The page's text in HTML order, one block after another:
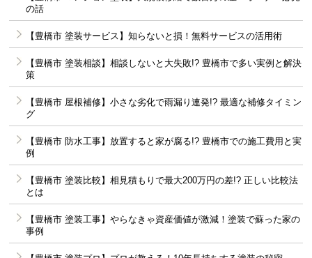
の話
【豊橋市 塗装サービス】知らないと損！無料サービスの活用術
【豊橋市 塗装相談】相談しないと大失敗!? 豊橋市で多い実例と解決
策
【豊橋市 屋根補修】小さな劣化で雨漏り連発!? 最適な補修タイミン
グ
【豊橋市 防水工事】放置すると家が腐る!? 豊橋市での施工費用と実
例
【豊橋市 塗装比較】相見積もりで最大200万円の差!? 正しい比較法
とは
【豊橋市 塗装工事】やらなきゃ資産価値が激減！塗装で蘇った家の
事例